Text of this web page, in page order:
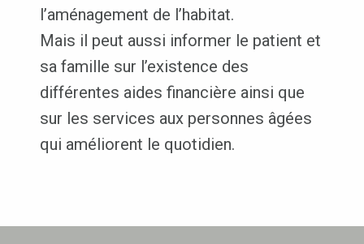
l’aménagement de l’habitat.
Mais il peut aussi informer le patient et
sa famille sur l’existence des
différentes aides financière ainsi que
sur les services aux personnes âgées
qui améliorent le quotidien.